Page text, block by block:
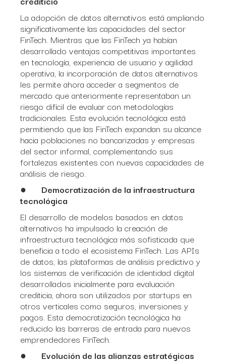
La adopción de datos alternativos está ampliando
significativamente las capacidades del sector
FinTech. Mientras que las FinTech ya habían
desarrollado ventajas competitivas importantes
en tecnología, experiencia de usuario y agilidad
operativa, la incorporación de datos alternativos
les permite ahora acceder a segmentos de
mercado que anteriormente representaban un
riesgo difícil de evaluar con metodologías
tradicionales. Esta evolución tecnológica está
permitiendo que las FinTech expandan su alcance
hacia poblaciones no bancarizadas y empresas
del sector informal, complementando sus
fortalezas existentes con nuevas capacidades de
análisis de riesgo.
● Democratización de la infraestructura
tecnológica
El desarrollo de modelos basados en datos
alternativos ha impulsado la creación de
infraestructura tecnológica más sofisticada que
beneficia a todo el ecosistema FinTech. Las APIs
de datos, las plataformas de análisis predictivo y
los sistemas de verificación de identidad digital
desarrollados inicialmente para evaluación
crediticia, ahora son utilizados por startups en
otros verticales como seguros, inversiones y
pagos. Esta democratización tecnológica ha
reducido las barreras de entrada para nuevos
emprendedores FinTech.
● Evolución de las alianzas estratégicas